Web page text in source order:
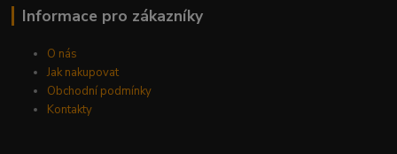
Informace pro zákazníky
O nás
Jak nakupovat
Obchodní podmínky
Kontakty